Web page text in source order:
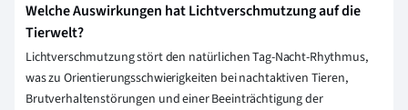
Welche Auswirkungen hat Lichtverschmutzung auf die
Tierwelt?
Lichtverschmutzung stört den natürlichen Tag-Nacht-Rhythmus,
was zu Orientierungsschwierigkeiten bei nachtaktiven Tieren,
Brutverhaltenstörungen und einer Beeinträchtigung der